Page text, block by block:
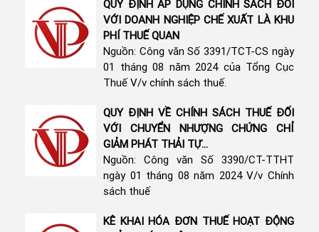
QUY ĐỊNH ÁP DỤNG CHÍNH SÁCH ĐỐI
VỚI DOANH NGHIỆP CHẾ XUẤT LÀ KHU
PHÍ THUẾ QUAN
Nguồn: Công văn Số 3391/TCT-CS ngày
01 tháng 08 năm 2024 của Tổng Cục
Thuế V/v chính sách thuế.
QUY ĐỊNH VỀ CHÍNH SÁCH THUẾ ĐỐI
VỚI CHUYỂN NHƯỢNG CHỨNG CHỈ
GIẢM PHÁT THẢI TỰ...
Nguồn: Công văn Số 3390/CT-TTHT
ngày 01 tháng 08 năm 2024 V/v Chính
sách thuế
KÊ KHAI HÓA ĐƠN THUẾ HOẠT ĐỘNG